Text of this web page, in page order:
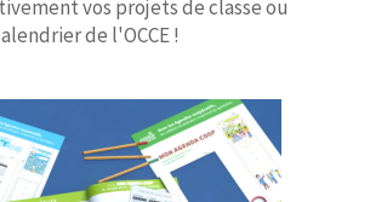
vos projets de classe ou
de l'OCCE !